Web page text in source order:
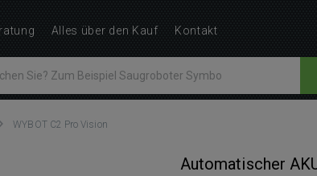
WYBOT C2 Pro Vision
Automatischer
Alles über den Kauf Kontakt